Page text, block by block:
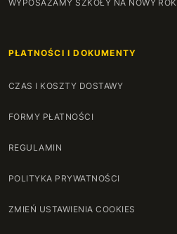
WYPOSAŻAMY SZKOŁY NA NOWY ROK
PŁATNOŚCI I DOKUMENTY
CZAS I KOSZTY DOSTAWY
FORMY PŁATNOŚCI
REGULAMIN
POLITYKA PRYWATNOŚCI
ZMIEŃ USTAWIENIA COOKIES